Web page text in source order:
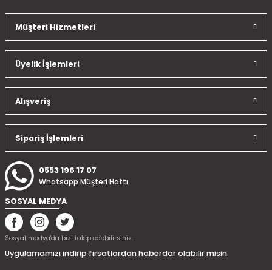
Müşteri Hizmetleri
Üyelik İşlemleri
Alışveriş
Sipariş İşlemleri
0553 196 17 07
Whatsapp Müşteri Hattı
SOSYAL MEDYA
Sosyal medya'da bizi takip edebilirsiniz.
Uygulamamızı indirip fırsatlardan haberdar olabilir misin.